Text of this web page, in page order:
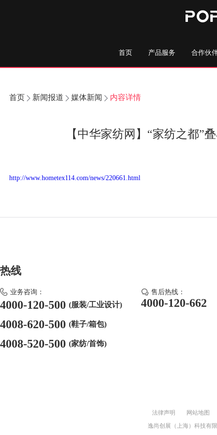
首页 产品服务 合作伙
首页 新闻报道 媒体新闻 内容详情
【中华家纺网】“家纺之都”
http://www.hometex114.com/news/220661.html
热线
业务咨询：
4000-120-500 (服装/工业设计)
4008-620-500 (鞋子/箱包)
4008-520-500 (家纺/首饰)
售后热线：
4000-120-662
法律声明
网站地图
逸尚创展（上海）科技有